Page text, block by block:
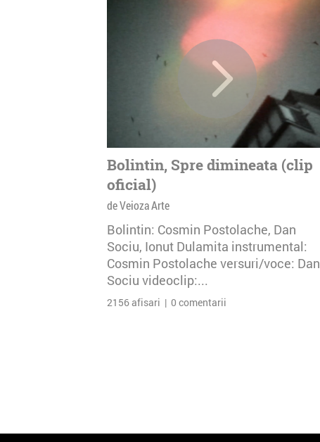
Bolintin, Spre dimineata (clip
oficial)
de Veioza Arte
Bolintin: Cosmin Postolache, Dan
Sociu, Ionut Dulamita instrumental:
Cosmin Postolache versuri/voce: Dan
Sociu videoclip:...
2156 afisari | 0 comentarii